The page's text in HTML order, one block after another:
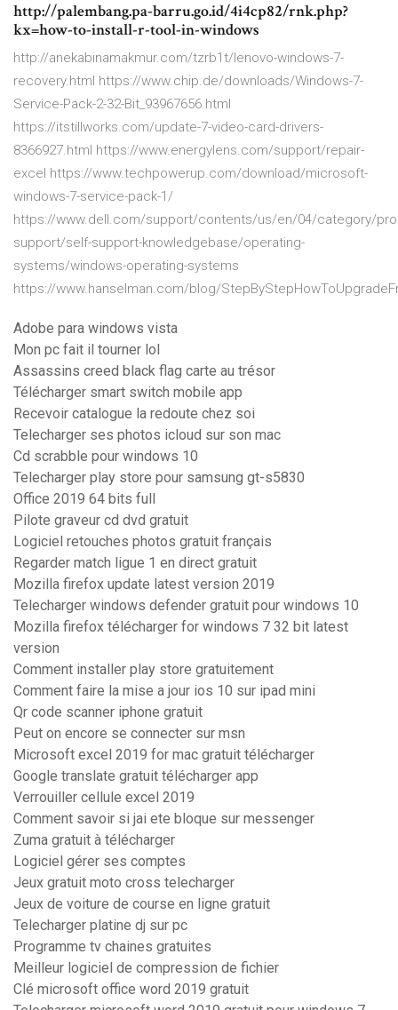
http://palembang.pa-barru.go.id/4i4cp82/rnk.php?
kx=how-to-install-r-tool-in-windows
http://anekabinamakmur.com/tzrb1t/lenovo-windows-7-
recovery.html https://www.chip.de/downloads/Windows-7-
Service-Pack-2-32-Bit_93967656.html
https://itstillworks.com/update-7-video-card-drivers-
8366927.html https://www.energylens.com/support/repair-
excel https://www.techpowerup.com/download/microsoft-
windows-7-service-pack-1/
https://www.dell.com/support/contents/us/en/04/category/
support/self-support-knowledgebase/operating-
systems/windows-operating-systems
https://www.hanselman.com/blog/
Adobe para windows vista
Mon pc fait il tourner lol
Assassins creed black flag carte au trésor
Télécharger smart switch mobile app
Recevoir catalogue la redoute chez soi
Telecharger ses photos icloud sur son mac
Cd scrabble pour windows 10
Telecharger play store pour samsung gt-s5830
Office 2019 64 bits full
Pilote graveur cd dvd gratuit
Logiciel retouches photos gratuit français
Regarder match ligue 1 en direct gratuit
Mozilla firefox update latest version 2019
Telecharger windows defender gratuit pour windows 10
Mozilla firefox télécharger for windows 7 32 bit latest
version
Comment installer play store gratuitement
Comment faire la mise a jour ios 10 sur ipad mini
Qr code scanner iphone gratuit
Peut on encore se connecter sur msn
Microsoft excel 2019 for mac gratuit télécharger
Google translate gratuit télécharger app
Verrouiller cellule excel 2019
Comment savoir si jai ete bloque sur messenger
Zuma gratuit à télécharger
Logiciel gérer ses comptes
Jeux gratuit moto cross telecharger
Jeux de voiture de course en ligne gratuit
Telecharger platine dj sur pc
Programme tv chaines gratuites
Meilleur logiciel de compression de fichier
Clé microsoft office word 2019 gratuit